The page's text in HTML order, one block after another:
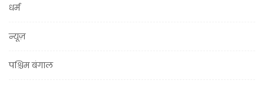
धर्म
न्यूज़
पश्चिम बंगाल